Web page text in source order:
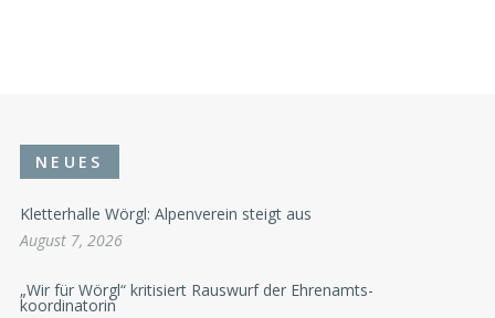
NEUES
Kletterhalle Wörgl: Alpenverein steigt aus
August 7, 2026
„Wir für Wörgl“ kritisiert Rauswurf der Ehrenamts-
koordinatorin